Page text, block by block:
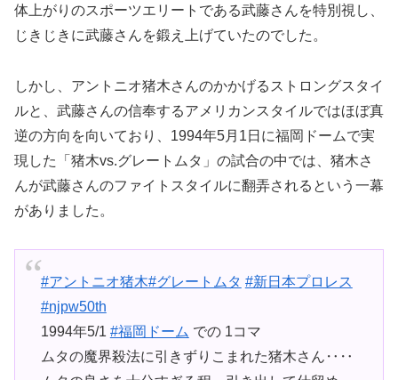
体上がりのスポーツエリートである武藤さんを特別視し、
じきじきに武藤さんを鍛え上げていたのでした。
しかし、アントニオ猪木さんのかかげるストロングスタイ
ルと、武藤さんの信奉するアメリカンスタイルではほぼ真
逆の方向を向いており、1994年5月1日に福岡ドームで実
現した「猪木vs.グレートムタ」の試合の中では、猪木さ
んが武藤さんのファイトスタイルに翻弄されるという一幕
がありました。
#アントニオ猪木#グレートムタ #新日本プロレス
#njpw50th
1994年5/1 #福岡ドーム での 1コマ
ムタの魔界殺法に引きずりこまれた猪木さん‥‥